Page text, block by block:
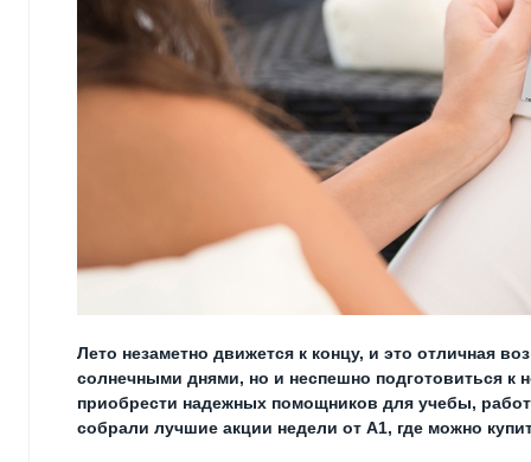
Лето незаметно движется к концу, и это отличная
солнечными днями, но и неспешно подготовиться к
приобрести надежных помощников для учебы,
собрали лучшие акции недели от А1, где можно